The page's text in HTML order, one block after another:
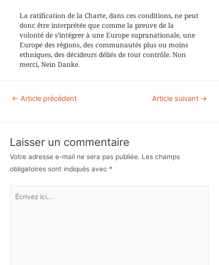
La ratification de la Charte, dans ces conditions, ne peut
donc être interprétée que comme la preuve de la
volonté de s’intégrer à une Europe supranationale, une
Europe des régions, des communautés plus ou moins
ethniques, des décideurs déliés de tout contrôle. Non
merci, Nein Danke.
← Article précédent Article suivant →
Laisser un commentaire
Votre adresse e-mail ne sera pas publiée. Les champs
obligatoires sont indiqués avec *